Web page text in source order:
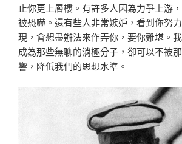
止你更上層樓。有許多人因為力爭上游
被恐嚇。還有些人非常嫉妒，看到你努
現，會想盡辦法來作弄你，要你難堪。
成為那些無聊的消極分子，卻可以不被
響，降低我們的思想水準。